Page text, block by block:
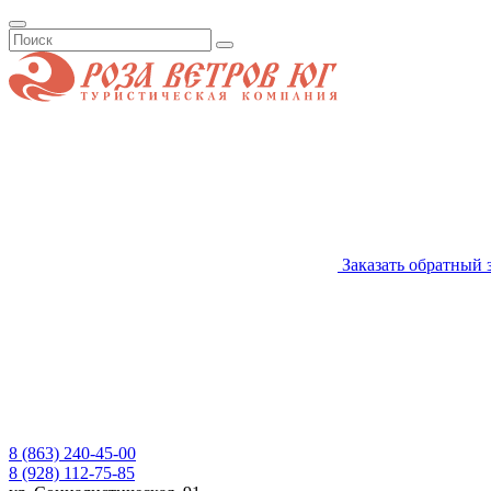
Заказать обратный
8 (863) 240-45-00
8 (928) 112-75-85